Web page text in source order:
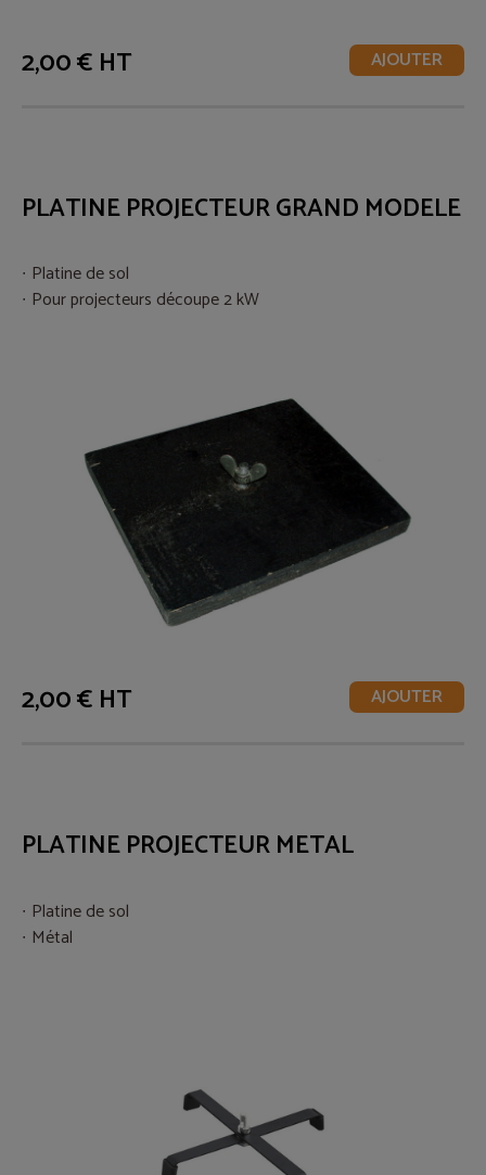
2,00 € HT AJOUTER
PLATINE PROJECTEUR GRAND MODELE
Platine de sol
Pour projecteurs découpe 2 kW
2,00 € HT AJOUTER
PLATINE PROJECTEUR METAL
Platine de sol
Métal